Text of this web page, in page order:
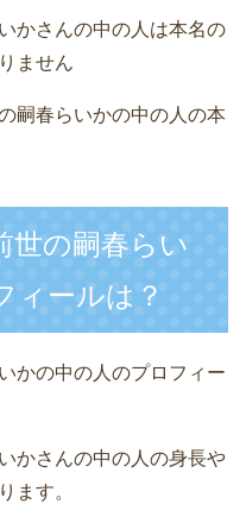
かさんの中の人は本名の
ません
嗣春らいかの中の人の本
世の嗣春らい
ィールは？
かの中の人のプロフィー
かさんの中の人の身長や
ます。